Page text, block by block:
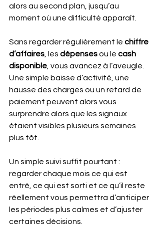
alors au second plan, jusqu’au
moment où une difficulté apparaît.
Sans regarder régulièrement le chiffre
d’affaires , les dépenses ou le cash
disponible , vous avancez à l’aveugle.
Une simple baisse d’activité, une
hausse des charges ou un retard de
paiement peuvent alors vous
surprendre alors que les signaux
étaient visibles plusieurs semaines
plus tôt.
Un simple suivi suffit pourtant :
regarder chaque mois ce qui est
entré, ce qui est sorti et ce qu’il reste
réellement vous permettra d’anticiper
les périodes plus calmes et d’ajuster
certaines décisions.